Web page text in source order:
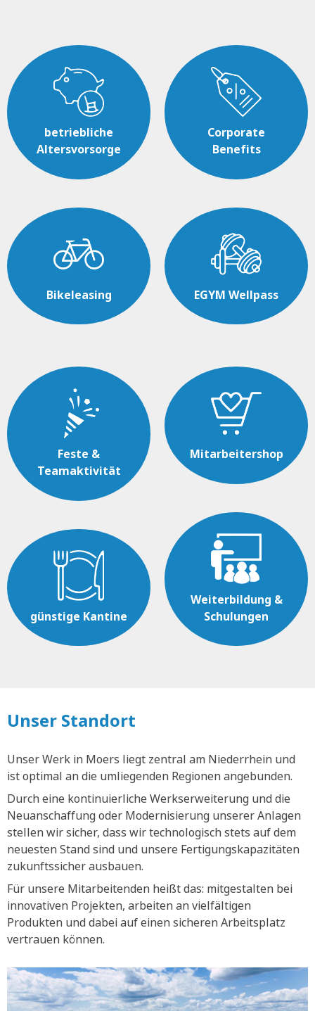
betriebliche
Altersvorsorge
Bikeleasing
Corporate
Benefits
EGYM Wellpass
Feste &
Teamaktivität
günstige Kantine
Mitarbeitershop
Weiterbildung &
Schulungen
Unser Standort
Unser Werk in Moers liegt zentral am Niederrhein und
ist optimal an die umliegenden Regionen angebunden.
Durch eine kontinuierliche Werkserweiterung und die
Neuanschaffung oder Modernisierung unserer Anlagen
stellen wir sicher, dass wir technologisch stets auf dem
neuesten Stand sind und unsere Fertigungskapazitäten
zukunftssicher ausbauen.
Für unsere Mitarbeitenden heißt das: mitgestalten bei
innovativen Projekten, arbeiten an vielfältigen
Produkten und dabei auf einen sicheren Arbeitsplatz
vertrauen können.